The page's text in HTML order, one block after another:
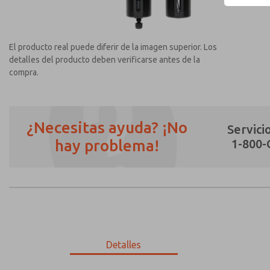
El producto real puede diferir de la imagen superior. Los
detalles del producto deben verificarse antes de la
compra.
¿Necesitas ayuda? ¡No
hay problema!
1-800-
Detalles
¿Método de Contacto Preferido?
únicamente con fines estrictamente